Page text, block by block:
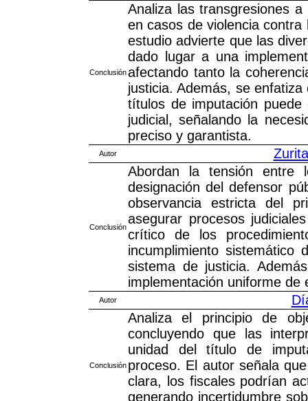
Conclusión
Analiza las transgresiones
en casos de violencia
estudio advierte que las
dado lugar a una
afectando tanto la
justicia. Además, se
títulos de imputación
judicial, señalando la
preciso y garantista.
Autor
Conclusión
Abordan la tensión entre
designación del defensor
observancia estricta del
asegurar procesos
crítico de los
incumplimiento sistemático
sistema de justicia.
implementación uniforme de
Autor
Conclusión
Analiza el principio de
concluyendo que las
unidad del título de
proceso. El autor señala
clara, los fiscales podrían
generando incertidumbre